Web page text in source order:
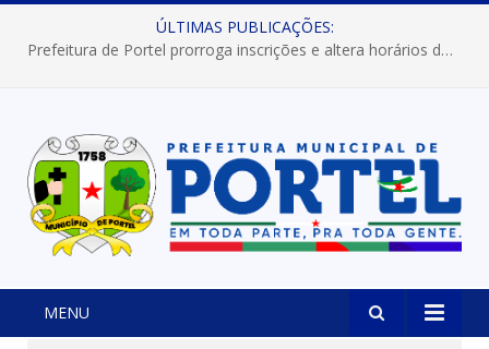
ÚLTIMAS PUBLICAÇÕES:
Prefeitura de Portel prorroga inscrições e altera horários dos concursos “Musa” e “Miss Mix Verão 2026”
MENU